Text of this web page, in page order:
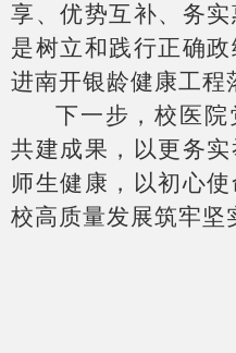
享、优势互补、务实
是树立和践行正确
进南开银龄健康工程
下一步，校医院
共建成果，以更务
师生健康，以初心
校高质量发展筑牢坚